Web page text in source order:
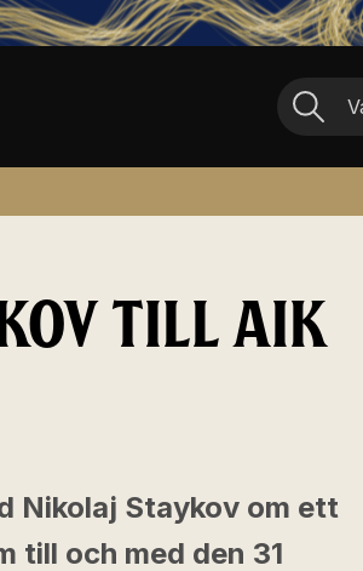
TILL AIK
Nikolaj Staykov om ett
till och med den 31